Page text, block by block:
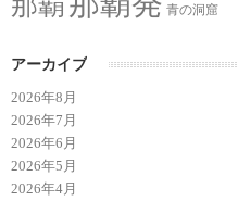
青の洞窟
アーカイブ
2026年8月
2026年7月
2026年6月
2026年5月
2026年4月